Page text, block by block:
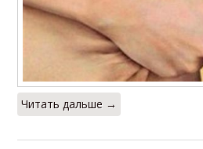
Читать дальше →